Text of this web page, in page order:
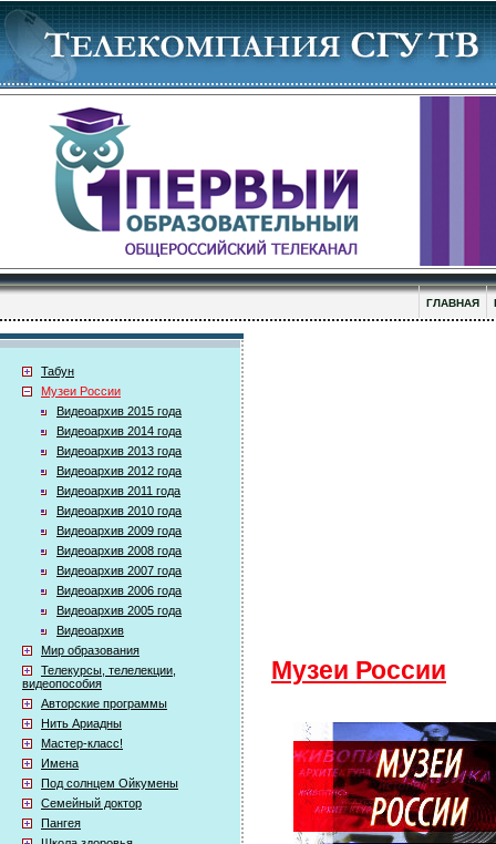
ГЛАВНАЯ
Табун
Музеи России
Видеоархив 2015 года
Видеоархив 2014 года
Видеоархив 2013 года
Видеоархив 2012 года
Видеоархив 2011 года
Видеоархив 2010 года
Видеоархив 2009 года
Видеоархив 2008 года
Видеоархив 2007 года
Видеоархив 2006 года
Видеоархив 2005 года
Видеоархив
Мир образования
Телекурсы, телелекции,
видеопособия
Авторские программы
Нить Ариадны
Мастер-класс!
Имена
Под солнцем Ойкумены
Семейный доктор
Пангея
Музеи России